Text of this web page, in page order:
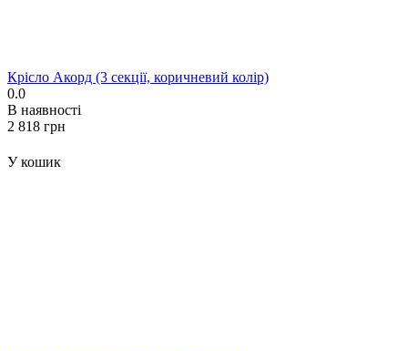
Крісло Акорд (3 секції, коричневий колір)
0.0
В наявності
‍2 818‍ грн
У кошик